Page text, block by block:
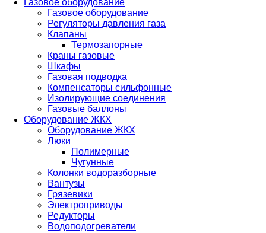
Газовое оборудование
Газовое оборудование
Регуляторы давления газа
Клапаны
Термозапорные
Краны газовые
Шкафы
Газовая подводка
Компенсаторы сильфонные
Изолирующие соединения
Газовые баллоны
Оборудование ЖКХ
Оборудование ЖКХ
Люки
Полимерные
Чугунные
Колонки водоразборные
Вантузы
Грязевики
Электроприводы
Редукторы
Водоподогреватели